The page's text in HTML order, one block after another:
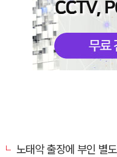
노태악 출장에 부인 별도 일